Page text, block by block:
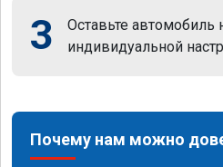
3
Оставьте автомобиль
индивидуальной
Почему нам можно